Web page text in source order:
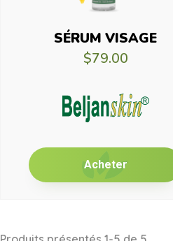
SÉRUM VISAGE
$79.00
Acheter